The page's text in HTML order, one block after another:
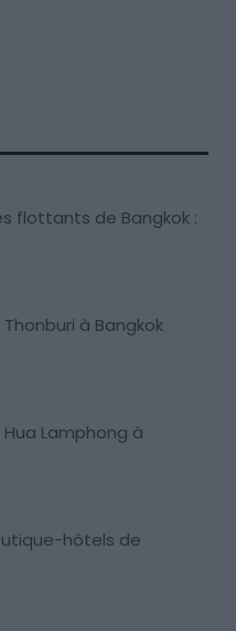
flottants de Bangkok :
à Bangkok
Lamphong à
hôtels de